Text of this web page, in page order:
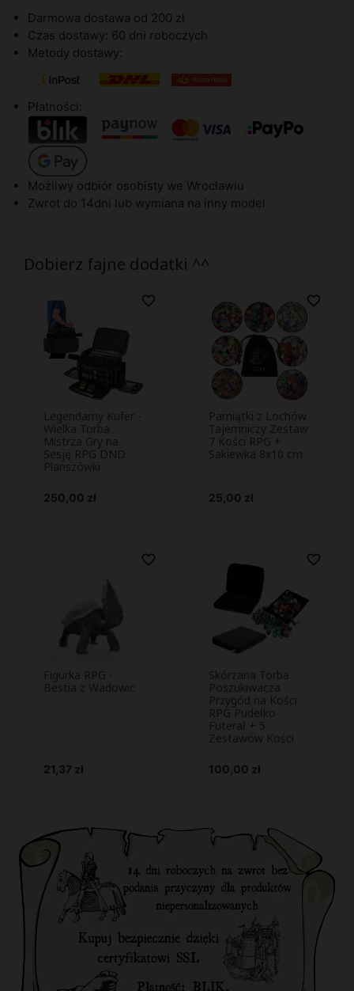
Darmowa dostawa od 200 zł
Czas dostawy: 60 dni roboczych
Metody dostawy:
Płatności:
Możliwy odbiór osobisty we Wrocławiu
Zwrot do 14dni lub wymiana na inny model
Dobierz fajne dodatki ^^
Podejrzyj i
kup
Legendarny Kufer -
Wielka Torba
Mistrza Gry na
Sesję RPG DND
Planszówki
favorite_border
Cena
250,00 zł
Podejrzyj i
kup
Pamiątki z Lochów
Tajemniczy Zestaw
7 Kości RPG +
Sakiewka 8x10 cm
favorite_border
Cena
25,00 zł
Podejrzyj i
Figurka RPG -
Bestia z Wadowic
favorite_border
Cena
21,37 zł
Podejrzyj i
kup
Skórzana Torba
Poszukiwacza
Przygód na Kości
RPG Pudełko
Futerał + 5
Zestawów Kości
favorite_border
Cena
100,00 zł